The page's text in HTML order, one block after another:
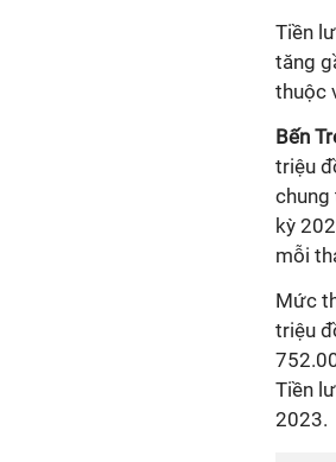
Tiền
tăng
thuộc
Bến
triệu
chung
kỳ
mỗi
Mức
triệu
Tiền
2023.